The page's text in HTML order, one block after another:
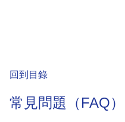
回到目錄
常見問題（FAQ）